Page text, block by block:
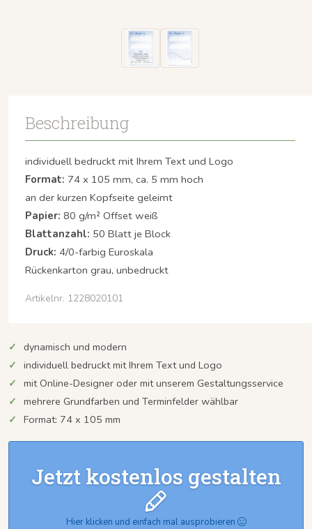
Beschreibung
individuell bedruckt mit Ihrem Text und Logo
Format: 74 x 105 mm, ca. 5 mm hoch
an der kurzen Kopfseite geleimt
Papier: 80 g/m² Offset weiß
Blattanzahl: 50 Blatt je Block
Druck: 4/0-farbig Euroskala
Rückenkarton grau, unbedruckt
Artikelnr. 1228020101
dynamisch und modern
individuell bedruckt mit Ihrem Text und Logo
mit Online-Designer oder mit unserem Gestaltungsservice
mehrere Grundfarben und Terminfelder wählbar
Format: 74 x 105 mm
Hier klicken und einfach mal ausprobieren